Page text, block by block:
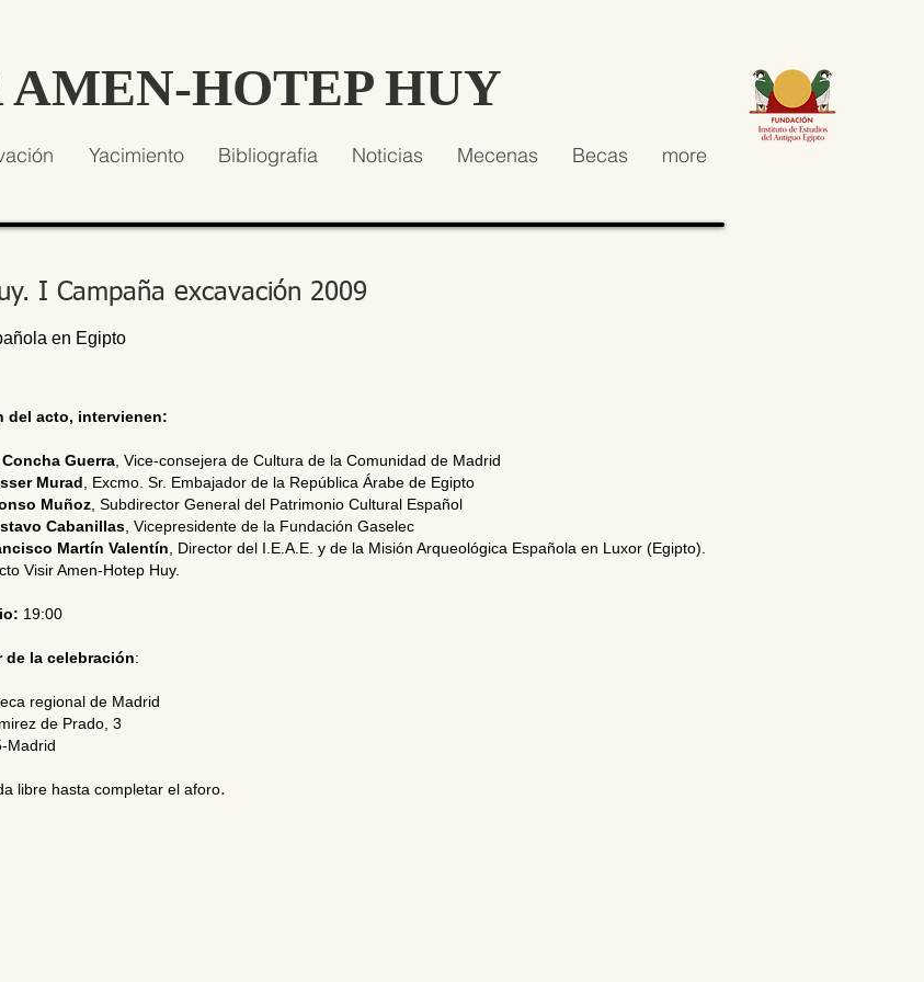
HOTEP HUY
Yacimiento Bibliografia Noticias Mecenas Becas more
I Campaña excavación 2009
en Egipto
del acto, intervienen:
Guerra , Vice-consejera de Cultura de la Comunidad de Madrid
Murad , Excmo. Sr. Embajador de la República Árabe de Egipto
Muñoz , Subdirector General del Patrimonio Cultural Español
Cabanillas , Vicepresidente de la Fundación Gaselec
Martín Valentín , Director del I.E.A.E. y de la Misión Arqueológica Española en Luxor (Egipto).
Visir Amen-Hotep Huy.
19:00
de la celebración:
regional de Madrid
de Prado, 3
Madrid
libre hasta completar el aforo.